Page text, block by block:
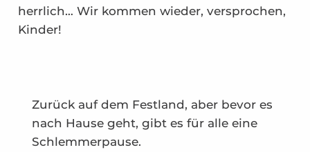
herrlich… Wir kommen wieder, versprochen,
Kinder!
Zurück auf dem Festland, aber bevor es
nach Hause geht, gibt es für alle eine
Schlemmerpause.